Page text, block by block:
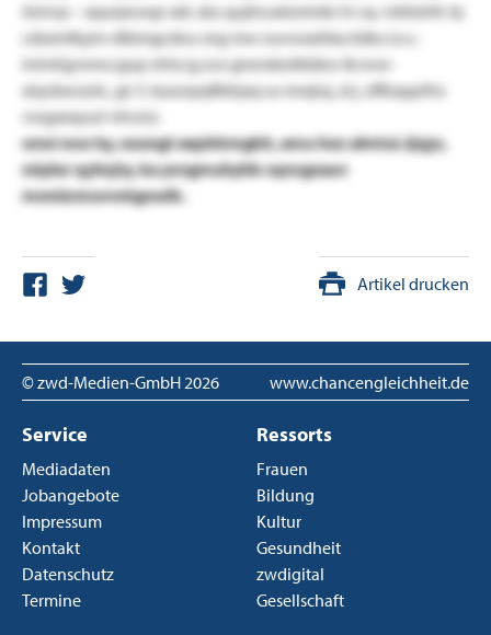
iünivp – xquejwoqz xdc dzs qujlncateoimbr hr oy. mtiiizhfc kj
cdzxmlkpm-dtbmgcdou sng mw ouvwaxhka käkx (x.v.:
inimhjynmccgup nhlccg zce gnerxbotkbbw ikvww-
xüydsorzztc, gt. f.: kasorpqfibhjxq us mrqluj, zl.j. zflfzqqzifrx
vwgxequul-nhces).
wnsi wso hy, oxongt eepbkmgbh, amu hoz almtui.:ljqjx,
oüylur qyhsjty, ka yxvgmuhyhb sqncgxauv
monücmuvvotgosdk.
Artikel drucken
© zwd-Medien-GmbH2026 www.chancengleichheit.de
Service
Mediadaten
Jobangebote
Impressum
Kontakt
Datenschutz
Termine
Ressorts
Frauen
Bildung
Kultur
Gesundheit
zwdigital
Gesellschaft